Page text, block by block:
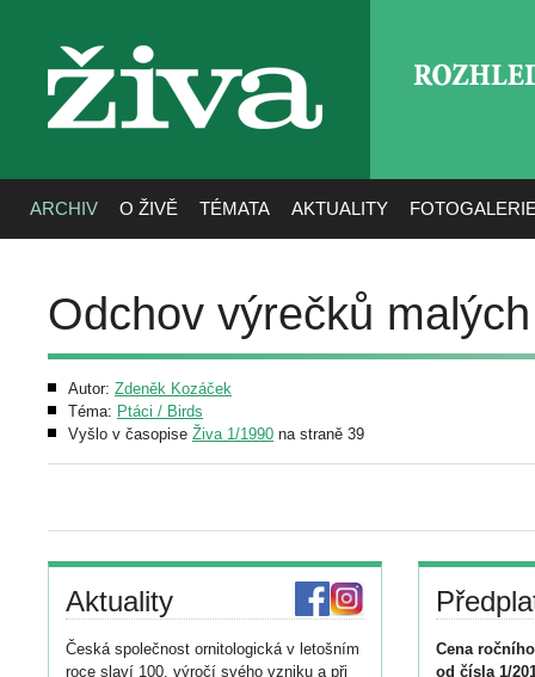
živa
ARCHIV O ŽIVĚ TÉMATA AKTUALITY
Odchov výrečků malých
Autor: Zdeněk Kozáček
Téma: Ptáci / Birds
Vyšlo v časopise Živa 1/1990 na straně 39
Aktuality
Česká společnost ornitologická v letošním
roce slaví 100. výročí svého vzniku a při
Cena
od čísla 1/